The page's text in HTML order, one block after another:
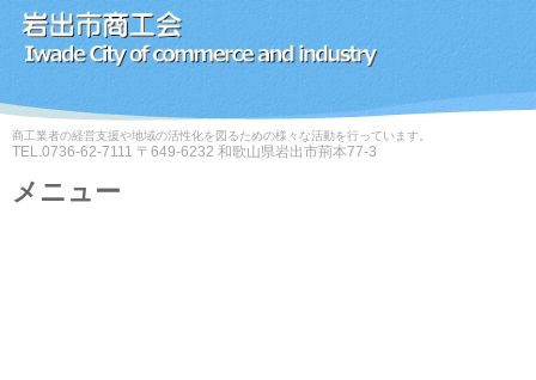
商工業者の経営支援や地域の活性化を図るための様々な活動を行っています。
TEL.0736-62-7111 〒649-6232 和歌山県岩出市荊本77-3
メニュー